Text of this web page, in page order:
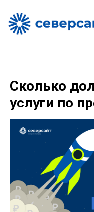
Сколько
услуги по